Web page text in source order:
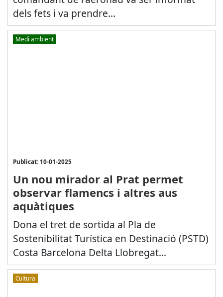
dels fets i va prendre...
Medi ambient
Publicat: 10-01-2025
Un nou mirador al Prat permet
observar flamencs i altres aus
aquàtiques
Dona el tret de sortida al Pla de
Sostenibilitat Turística en Destinació (PSTD)
Costa Barcelona Delta Llobregat...
Cultura